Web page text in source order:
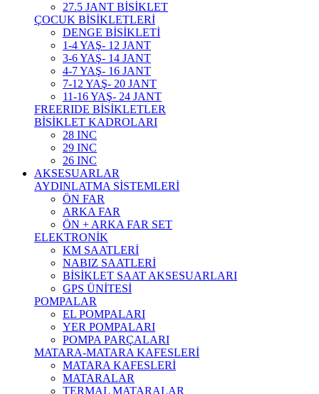
27.5 JANT BİSİKLET
ÇOCUK BİSİKLETLERİ
DENGE BİSİKLETİ
1-4 YAŞ- 12 JANT
3-6 YAŞ- 14 JANT
4-7 YAŞ- 16 JANT
7-12 YAŞ- 20 JANT
11-16 YAŞ- 24 JANT
FREERIDE BİSİKLETLER
BİSİKLET KADROLARI
28 INC
29 INC
26 INC
AKSESUARLAR
AYDINLATMA SİSTEMLERİ
ÖN FAR
ARKA FAR
ÖN + ARKA FAR SET
ELEKTRONİK
KM SAATLERİ
NABIZ SAATLERİ
BİSİKLET SAAT AKSESUARLARI
GPS ÜNİTESİ
POMPALAR
EL POMPALARI
YER POMPALARI
POMPA PARÇALARI
MATARA-MATARA KAFESLERİ
MATARA KAFESLERİ
MATARALAR
TERMAL MATARALAR